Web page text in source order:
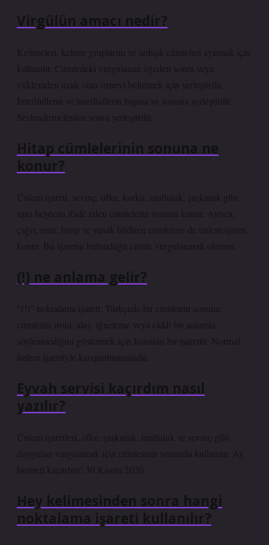
Virgülün amacı nedir?
Kelimeleri, kelime gruplarını ve ardışık cümleleri ayırmak için
kullanılır. Cümledeki vurgulanan öğeden sonra veya
yüklemden uzak olan özneyi belirtmek için yerleştirilir.
İnterlüdlerin ve interlüdlerin başına ve sonuna yerleştirilir.
Seslendirmelerden sonra yerleştirilir.
Hitap cümlelerinin sonuna ne
konur?
Ünlem işareti, sevinç, öfke, korku, mutluluk, şaşkınlık gibi
aşırı heyecan ifade eden cümlelerin sonuna konur. Ayrıca;
çağrı, emir, hitap ve yasak bildiren cümlelere de ünlem işareti
konur. Bu işaretin bulunduğu cümle vurgulanarak okunur.
(!) ne anlama gelir?
“(!)” noktalama işareti; Türkçede bir cümlenin sonuna,
cümlenin ironi, alay, iğneleme veya ciddi bir anlamla
söylenmediğini göstermek için konulan bir işarettir. Normal
ünlem işaretiyle karıştırılmamalıdır.
Eyvah servisi kaçırdım nasıl
yazılır?
Ünlem işaretleri, öfke, şaşkınlık, mutluluk ve sevinç gibi
duyguları vurgulamak için cümlelerin sonunda kullanılır. Ay,
hizmeti kaçırdım! 30 Kasım 2020
Hey kelimesinden sonra hangi
noktalama işareti kullanılır?